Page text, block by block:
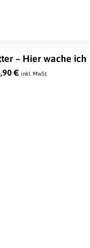
– Hier wache ich
€ inkl. MwSt.